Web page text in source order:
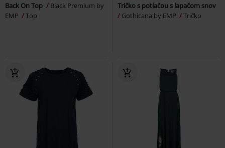
Back On Top
Black Premium by
EMP
Top
Tričko s potlačou s lapačom snov
Gothicana by EMP
Tričko